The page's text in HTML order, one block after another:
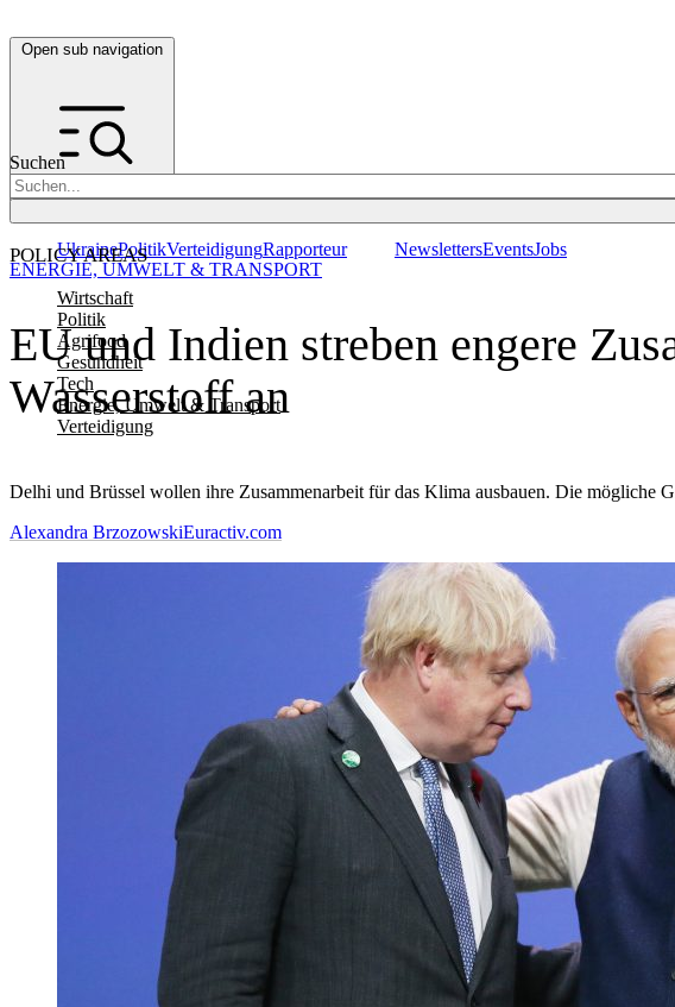
Open sub navigation
Suchen
POLICY AREAS
Wirtschaft
Politik
Agrifood
Gesundheit
Tech
Energie, Umwelt & Transport
Verteidigung
UkrainePolitikVerteidigungRapporteur NewslettersEventsJobs
EU und Indien streben engere
Wasserstoff an
Delhi und Brüssel wollen ihre Zusammenarbeit für das Klima ausbauen. Die mögliche
ENERGIE, UMWELT & TRANSPORT
Alexandra BrzozowskiEuractiv.com